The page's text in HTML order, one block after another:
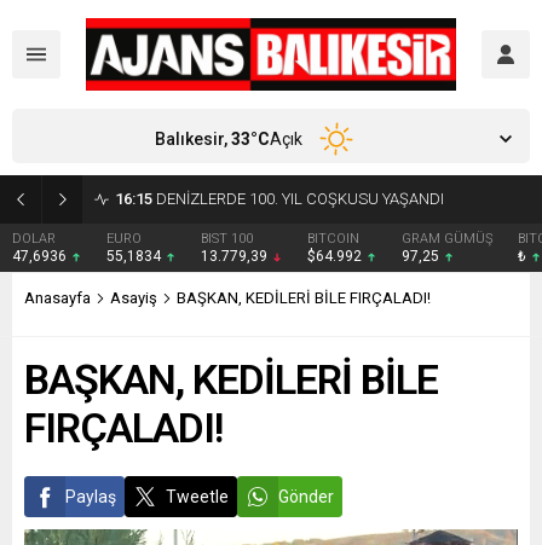
16:15 DENİZLERDE 100. YIL COŞKUSU YAŞANDI
DOLAR
47,6936
EURO
55,1834
BIST 100
13.779,39
BITCOIN
$64.992
GRAM GÜMÜŞ
97,25 ₺
Balıkesir,33°CAçık
Anasayfa Asayiş BAŞKAN, KEDİLERİ BİLE FIRÇALADI!
BAŞKAN, KEDİLERİ BİLE
FIRÇALADI!
Paylaş Tweetle Gönder